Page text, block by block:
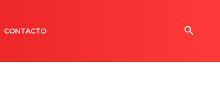
CONTACTO